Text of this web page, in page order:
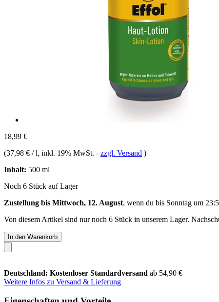
18,99 €
(37,98 € / l, inkl. 19% MwSt. - zzgl. Versand )
Inhalt: 500 ml
Noch 6 Stück auf Lager
Zustellung bis Mittwoch, 12. August, wenn du bis Sonntag um
Von diesem Artikel sind nur noch 6 Stück in unserem Lager.
In den Warenkorb
Deutschland: Kostenloser Standardversand ab 54,90 €
Weitere Infos zu Versand & Lieferung